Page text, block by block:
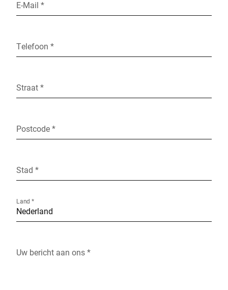
E-Mail *
Telefoon *
Straat *
Postcode *
Stad *
Land *
Uw bericht aan ons *